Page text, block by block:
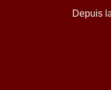
Depuis